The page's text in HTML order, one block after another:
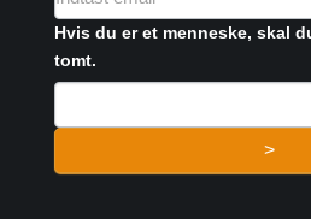
FORMULAR
Hvis du er et menneske, skal
tomt.
>